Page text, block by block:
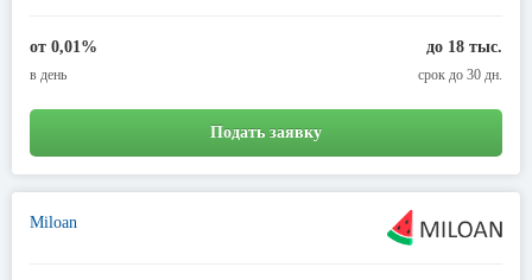
от 0,01%
в день
до 18 тыс.
срок до 30 дн.
Подать заявку
Miloan